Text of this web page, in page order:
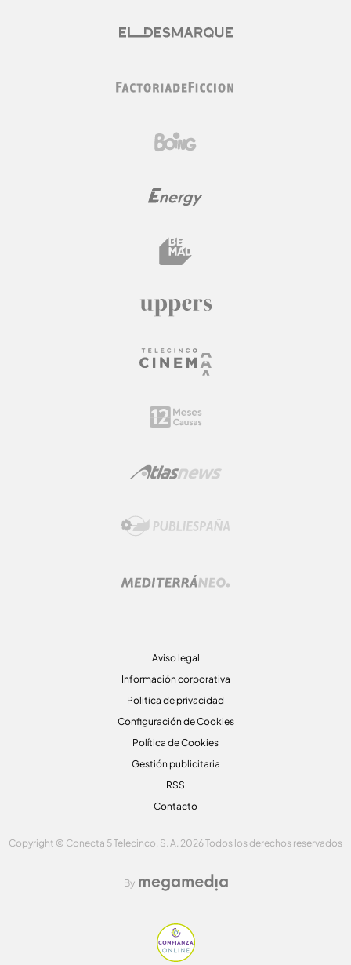
Aviso legal
Información corporativa
Politica de privacidad
Configuración de Cookies
Política de Cookies
Gestión publicitaria
RSS
Contacto
Copyright © Conecta 5 Telecinco, S. A. 2026 Todos los derechos reservados
By